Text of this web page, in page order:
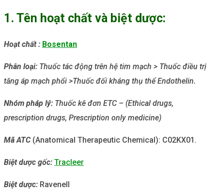
1. Tên hoạt chất và biệt dược:
Hoạt chất : Bosentan
Phân loại: Thuốc tác động trên hệ tim mạch > Thuốc điều trị
tăng áp mạch phổi >Thuốc đối kháng thụ thể Endothelin.
Nhóm pháp lý: Thuốc kê đơn ETC – (Ethical drugs,
prescription drugs, Prescription only medicine)
Mã ATC (Anatomical Therapeutic Chemical): C02KX01.
Biệt dược gốc: Tracleer
Biệt dược: Ravenell